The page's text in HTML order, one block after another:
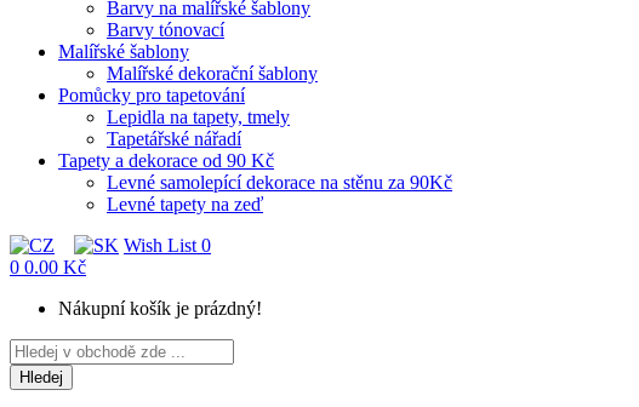
Barvy na malířské šablony
Barvy tónovací
Malířské šablony
Malířské dekorační šablony
Pomůcky pro tapetování
Lepidla na tapety, tmely
Tapetářské nářadí
Tapety a dekorace od 90 Kč
Levné samolepící dekorace na stěnu za 90Kč
Levné tapety na zeď
Wish List 0
0 0.00 Kč
Nákupní košík je prázdný!
Hledej